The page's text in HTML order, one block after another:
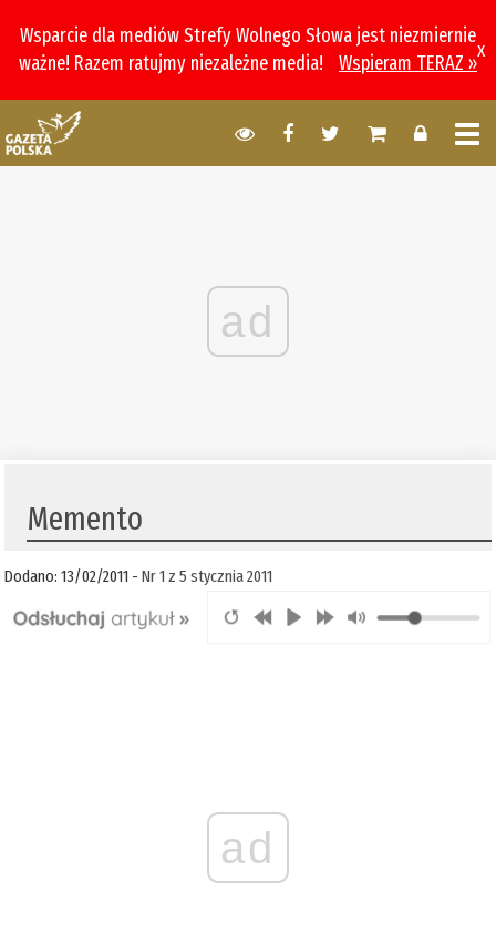
Wsparcie dla mediów Strefy Wolnego Słowa jest niezmiernie
ważne! Razem ratujmy niezależne media!
Wspieram TERAZ »
x
ad
Memento
Dodano: 13/02/2011 -Nr 1 z 5 stycznia 2011
ad